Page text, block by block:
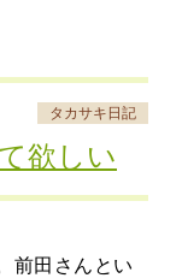
わんど
かぷかさんと
タカサキ日記
欲しい
前田さんとい